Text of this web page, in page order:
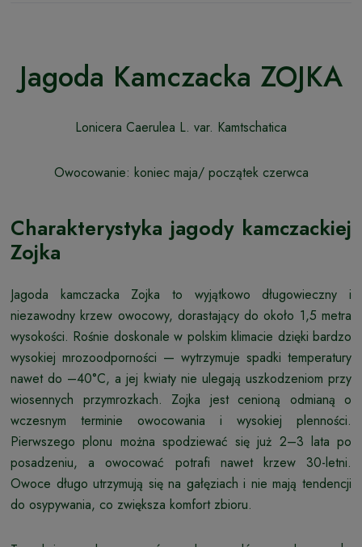
Jagoda Kamczacka ZOJKA
Lonicera Caerulea L. var. Kamtschatica
Owocowanie: koniec maja/ początek czerwca
Charakterystyka jagody kamczackiej
Zojka
Jagoda kamczacka Zojka to wyjątkowo długowieczny i
niezawodny krzew owocowy, dorastający do około 1,5 metra
wysokości. Rośnie doskonale w polskim klimacie dzięki bardzo
wysokiej mrozoodporności — wytrzymuje spadki temperatury
nawet do –40°C, a jej kwiaty nie ulegają uszkodzeniom przy
wiosennych przymrozkach. Zojka jest cenioną odmianą o
wczesnym terminie owocowania i wysokiej plenności.
Pierwszego plonu można spodziewać się już 2–3 lata po
posadzeniu, a owocować potrafi nawet krzew 30-letni.
Owoce długo utrzymują się na gałęziach i nie mają tendencji
do osypywania, co zwiększa komfort zbioru.